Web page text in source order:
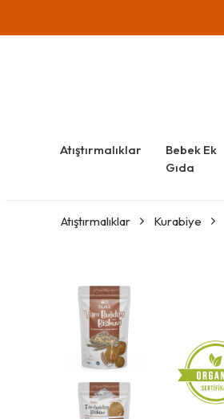
Atıştırmalıklar
Bebek Ek
Gıda
Atıştırmalıklar Kurabiye